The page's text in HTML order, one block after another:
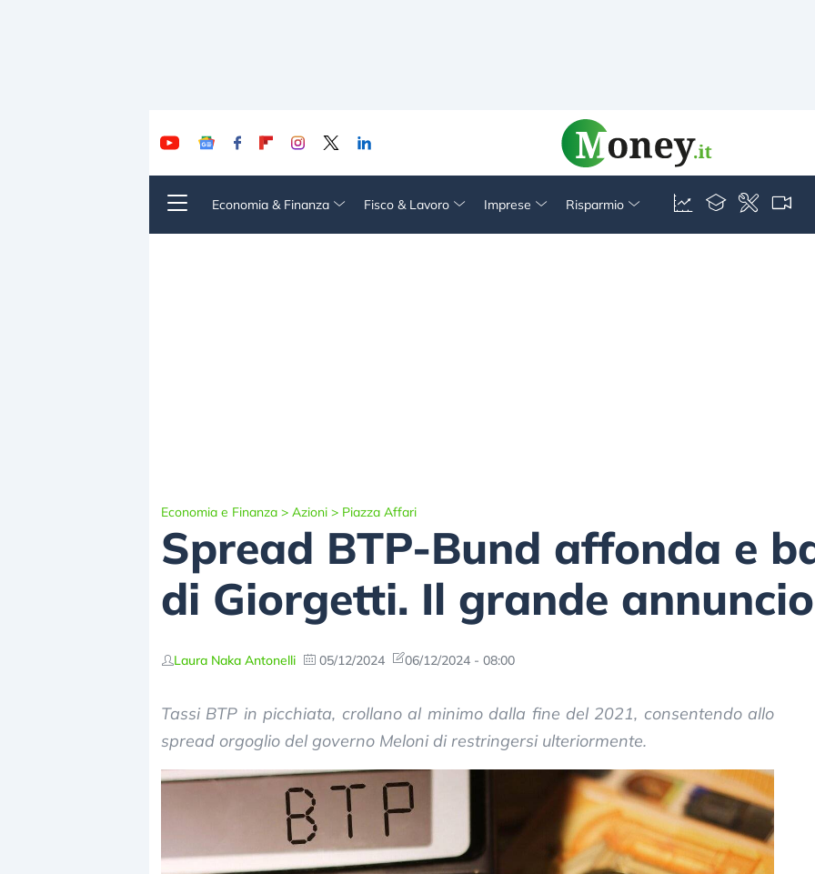
Economia & Finanza Fisco & Lavoro Imprese Risparmio
Economia e Finanza > Azioni > Piazza Affari
Spread BTP-Bund affonda e
di Giorgetti. Il grande annuncio
Laura Naka Antonelli 05/12/2024 06/12/2024 - 08:00
Tassi BTP in picchiata, crollano al minimo dalla fine del 2021, consentendo allo
spread orgoglio del governo Meloni di restringersi ulteriormente.